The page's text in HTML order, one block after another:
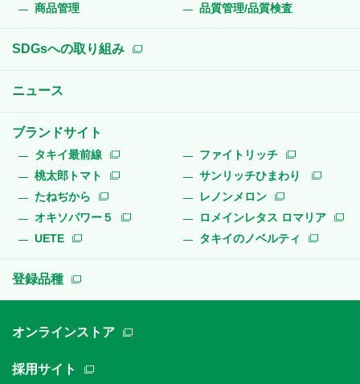
商品管理 品質管理/品質検査
SDGsへの取り組み
ニュース
ブランドサイト
タキイ最前線
ファイトリッチ
桃太郎トマト
サンリッチひまわり
たねぢから
レノンメロン
オキソパワー５
ロメインレタス ロマリア
UETE
タキイのノベルティ
登録品種
オンラインストア
採用サイト